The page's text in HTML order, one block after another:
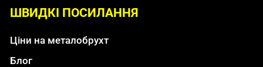
ШВИДКІ ПОСИЛАННЯ
Ціни на металобрухт
Блог